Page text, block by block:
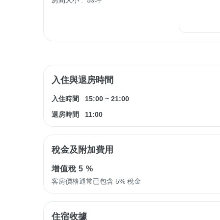
入住與退房時間
入住時間 15:00 ~ 21:00
退房時間
11:00
稅金及附加費用
增值稅5 %
客房價格通常已包含 5% 稅金
住宿收據